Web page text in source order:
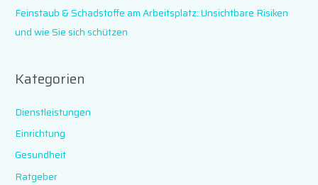
Feinstaub & Schadstoffe am Arbeitsplatz: Unsichtbare Risiken
und wie Sie sich schützen
Kategorien
Dienstleistungen
Einrichtung
Gesundheit
Ratgeber